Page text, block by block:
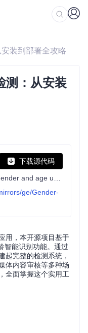
装到部署全攻略
测：从安装
下载源代码
ge/Gender-
用，本开源项目基于
智能识别功能。通过
起完整的检测系统，
体内容审核等多种场
全面掌握这个实用工